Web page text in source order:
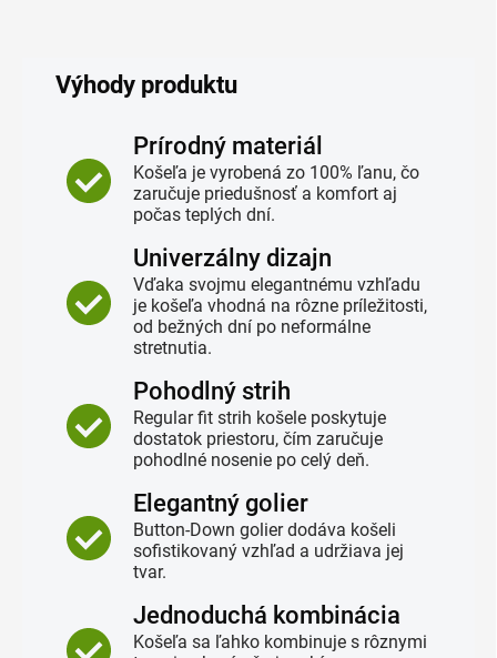
Výhody produktu
Prírodný materiál
Košeľa je vyrobená zo 100% ľanu, čo
zaručuje priedušnosť a komfort aj
počas teplých dní.
Univerzálny dizajn
Vďaka svojmu elegantnému vzhľadu
je košeľa vhodná na rôzne príležitosti,
od bežných dní po neformálne
stretnutia.
Pohodlný strih
Regular fit strih košele poskytuje
dostatok priestoru, čím zaručuje
pohodlné nosenie po celý deň.
Elegantný golier
Button-Down golier dodáva košeli
sofistikovaný vzhľad a udržiava jej
tvar.
Jednoduchá kombinácia
Košeľa sa ľahko kombinuje s rôznymi